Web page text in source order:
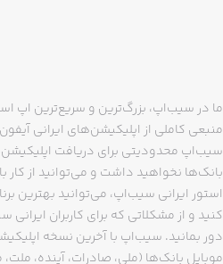
ما در سیب‌اپ، بزرگ‌ترین و سریع‌ترین اپ
منبعی کاملی از اپلیکیشن‌های ایرانی
سیب‌اپ محدودیتی برای دریافت
بانک‌ها نخواهید داشت و می‌توانید از کار
استور ایرانی سیب‌اپ، می‌توانید بهترین
دور بمانید. سیب‌اپ با آخرین نسخه
موبایل بانک‌ها (ملی، صادرات، آینده،